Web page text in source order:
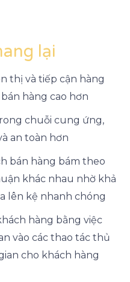
lại
thị và tiếp cận hàng
hàng cao hơn
chuỗi cung ứng,
an toàn hơn
bán hàng bám theo
khác nhau nhờ khả
lên kệ nhanh chóng
hàng bằng việc
vào các thao tác thủ
cho khách hàng